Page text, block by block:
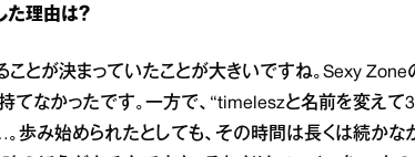
理由は？
とが決まっていたことが大きいですね。Sexy Zone
てなかったです。一方で、“timeleszと名前を変え
歩み始められたとしても、その時間は長くは続かな